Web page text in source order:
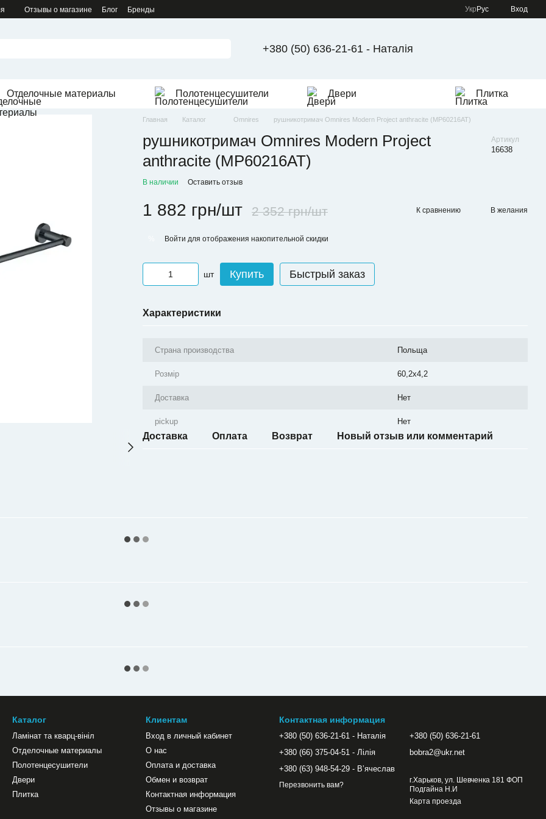
Отзывы о магазине Блог Бренды Укр Рус Вход
+380 (50) 636-21-61 - Наталія
Отделочные материалы Полотенцесушители Двери Плитка
Главная Каталог Omnires рушникотримач Omnires Modern Project anthracite (MP60216AT)
рушникотримач Omnires Modern Project
anthracite (MP60216AT)
Артикул
16638
В наличии Оставить отзыв
1 882 грн/шт 2 352 грн/шт К сравнению В желания
Войти для отображения накопительной скидки
шт Купить Быстрый заказ
Характеристики
Страна производства Польща
Розмір 60,2x4,2
Доставка Нет
pickup Нет
Доставка Оплата Возврат Новый отзыв или комментарий
Каталог
Ламінат та кварц-вініл
Отделочные материалы
Полотенцесушители
Двери
Плитка
Клиентам
Вход в личный кабинет
О нас
Оплата и доставка
Обмен и возврат
Контактная информация
Отзывы о магазине
Контактная информация
+380 (50) 636-21-61 - Наталія
+380 (66) 375-04-51 - Лілія
+380 (63) 948-54-29 - Вʼячеслав
Перезвонить вам?
+380 (50) 636-21-61
bobra2@ukr.net
г.Харьков, ул. Шевченка 181 ФОП
Подгайна Н.И
Карта проезда